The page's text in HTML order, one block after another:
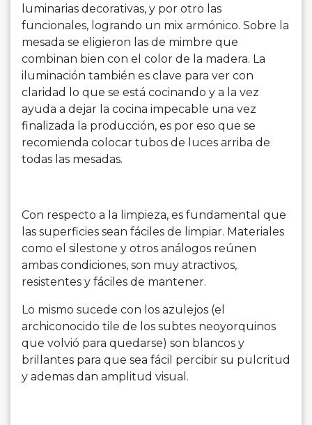
luminarias decorativas, y por otro las
funcionales, logrando un mix armónico. Sobre la
mesada se eligieron las de mimbre que
combinan bien con el color de la madera. La
iluminación también es clave para ver con
claridad lo que se está cocinando y a la vez
ayuda a dejar la cocina impecable una vez
finalizada la producción, es por eso que se
recomienda colocar tubos de luces arriba de
todas las mesadas.
Con respecto a la limpieza, es fundamental que
las superficies sean fáciles de limpiar. Materiales
como el silestone y otros análogos reúnen
ambas condiciones, son muy atractivos,
resistentes y fáciles de mantener.
Lo mismo sucede con los azulejos (el
archiconocido tile de los subtes neoyorquinos
que volvió para quedarse) son blancos y
brillantes para que sea fácil percibir su pulcritud
y ademas dan amplitud visual.